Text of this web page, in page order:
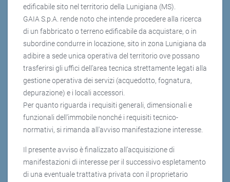
edificabile sito nel territorio della Lunigiana (MS).
GAIA S.p.A. rende noto che intende procedere alla ricerca
di un fabbricato o terreno edificabile da acquistare, o in
subordine condurre in locazione, sito in zona Lunigiana da
adibire a sede unica operativa del territorio ove possano
trasferirsi gli uffici dell’area tecnica strettamente legati alla
gestione operativa dei servizi (acquedotto, fognatura,
depurazione) e i locali accessori.
Per quanto riguarda i requisiti generali, dimensionali e
funzionali dell'immobile nonché i requisiti tecnico-
normativi, si rimanda all'avviso manifestazione interesse.
Il presente avviso è finalizzato all’acquisizione di
manifestazioni di interesse per il successivo espletamento
di una eventuale trattativa privata con il proprietario